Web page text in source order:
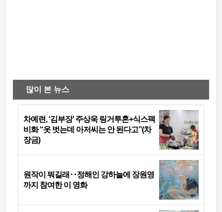
많이 본 뉴스
차예련, ‘김부장’ 주상욱 링거투혼+식스팩
비화 “옷 벗는데 아저씨는 안 된다고”(차
장금)
원작이 뭐길래‥정해인 강하늘에 장원영
까지 참여한 이 영화